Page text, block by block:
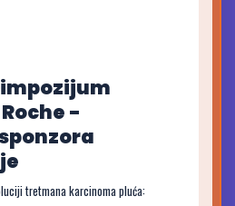
-
tretmana karcinoma pluća: